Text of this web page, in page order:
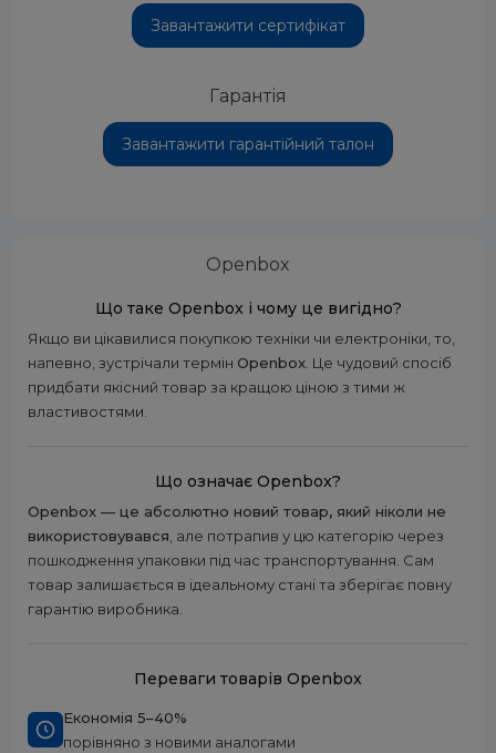
Завантажити сертифікат
Гарантія
Завантажити гарантійний талон
Openbox
Що таке Openbox і чому це вигідно?
Якщо ви цікавилися покупкою техніки чи електроніки, то,
напевно, зустрічали термін Openbox. Це чудовий спосіб
придбати якісний товар за кращою ціною з тими ж
властивостями.
Що означає Openbox?
Openbox — це абсолютно новий товар, який ніколи не
використовувався, але потрапив у цю категорію через
пошкодження упаковки під час транспортування. Сам
товар залишається в ідеальному стані та зберігає повну
гарантію виробника.
Переваги товарів Openbox
Економія 5–40%
порівняно з новими аналогами